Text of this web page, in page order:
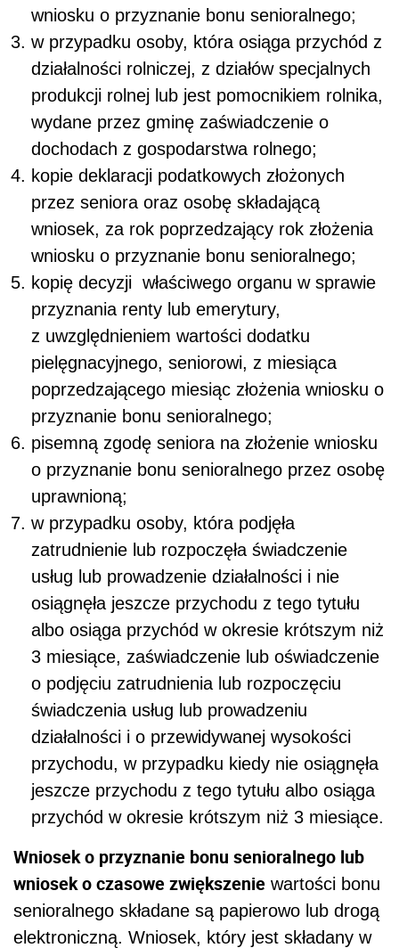
wniosku o przyznanie bonu senioralnego;
w przypadku osoby, która osiąga przychód z
działalności rolniczej, z działów specjalnych
produkcji rolnej lub jest pomocnikiem rolnika,
wydane przez gminę zaświadczenie o
dochodach z gospodarstwa rolnego;
kopie deklaracji podatkowych złożonych
przez seniora oraz osobę składającą
wniosek, za rok poprzedzający rok złożenia
wniosku o przyznanie bonu senioralnego;
kopię decyzji właściwego organu w sprawie
przyznania renty lub emerytury,
z uwzględnieniem wartości dodatku
pielęgnacyjnego, seniorowi, z miesiąca
poprzedzającego miesiąc złożenia wniosku o
przyznanie bonu senioralnego;
pisemną zgodę seniora na złożenie wniosku
o przyznanie bonu senioralnego przez osobę
uprawnioną;
w przypadku osoby, która podjęła
zatrudnienie lub rozpoczęła świadczenie
usług lub prowadzenie działalności i nie
osiągnęła jeszcze przychodu z tego tytułu
albo osiąga przychód w okresie krótszym niż
3 miesiące, zaświadczenie lub oświadczenie
o podjęciu zatrudnienia lub rozpoczęciu
świadczenia usług lub prowadzeniu
działalności i o przewidywanej wysokości
przychodu, w przypadku kiedy nie osiągnęła
jeszcze przychodu z tego tytułu albo osiąga
przychód w okresie krótszym niż 3 miesiące.
Wniosek o przyznanie bonu senioralnego lub
wniosek o czasowe zwiększenie wartości bonu
senioralnego składane są papierowo lub drogą
elektroniczną. Wniosek, który jest składany w